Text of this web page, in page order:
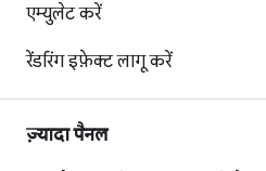
एम्युलेट करें
रेंडरिंग इफ़ेक्ट लागू करें
ज़्यादा पैनल